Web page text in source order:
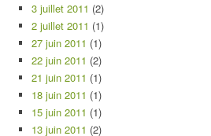
3 juillet 2011 (2)
2 juillet 2011 (1)
27 juin 2011 (1)
22 juin 2011 (2)
21 juin 2011 (1)
18 juin 2011 (1)
15 juin 2011 (1)
13 juin 2011 (2)